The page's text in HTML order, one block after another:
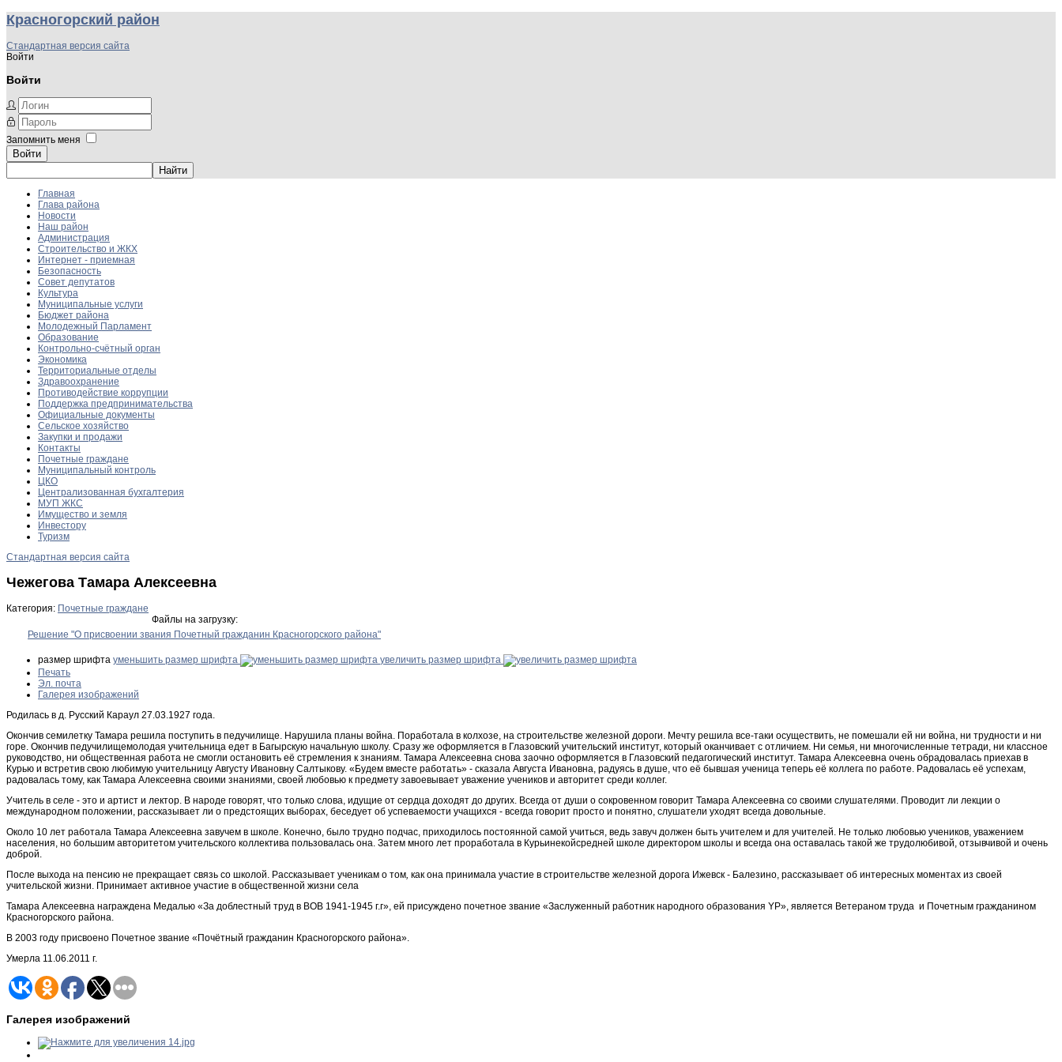
Красногорский район
Стандартная версия сайта
Войти
Войти
Запомнить меня
Войти
Главная
Глава района
Новости
Наш район
Администрация
Строительство и ЖКХ
Интернет - приемная
Безопасность
Совет депутатов
Культура
Муниципальные услуги
Бюджет района
Молодежный Парламент
Образование
Контрольно-счётный орган
Экономика
Территориальные отделы
Здравоохранение
Противодействие коррупции
Поддержка предпринимательства
Официальные документы
Сельское хозяйство
Закупки и продажи
Контакты
Почетные граждане
Муниципальный контроль
ЦКО
Централизованная бухгалтерия
МУП ЖКС
Имущество и земля
Инвестору
Туризм
Стандартная версия сайта
Чежегова Тамара Алексеевна
Категория: Почетные граждане
Файлы на загрузку:
Решение "О присвоении звания Почетный гражданин Красногорского района"
размер шрифта уменьшить размер шрифта
увеличить размер шрифта
Печать
Эл. почта
Галерея изображений
Родилась в д. Русский Караул 27.03.1927 года.
Окончив семилетку Тамара решила поступить в педучилище. Нарушила планы война. Поработала в колхозе, на строительстве железной дороги. Мечту решила все-таки осуществить, не помешали ей ни война, ни трудности и ни
горе. Окончив педучилищемолодая учительница едет в Багырскую начальную школу. Сразу же оформляется в Глазовский учительский институт, который оканчивает с отличием. Ни семья, ни многочисленные тетради, ни классное
руководство, ни общественная работа не смогли остановить её стремления к знаниям. Тамара Алексеевна снова заочно оформляется в Глазовский педагогический институт. Тамара Алексеевна очень обрадовалась приехав в
Курью и встретив свою любимую учительницу Августу Ивановну Салтыкову. «Будем вместе работать» - сказала Августа Ивановна, радуясь в душе, что её бывшая ученица теперь её коллега по работе. Радовалась её успехам,
радовалась тому, как Тамара Алексеевна своими знаниями, своей любовью к предмету завоевывает уважение учеников и авторитет среди коллег.
Учитель в селе - это и артист и лектор. В народе говорят, что только слова, идущие от сердца доходят до других. Всегда от души о сокровенном говорит Тамара Алексеевна со своими слушателями. Проводит ли лекции о
международном положении, рассказывает ли о предстоящих выборах, беседует об успеваемости учащихся - всегда говорит просто и понятно, слушатели уходят всегда довольные.
Около 10 лет работала Тамара Алексеевна завучем в школе. Конечно, было трудно подчас, приходилось постоянной самой учиться, ведь завуч должен быть учителем и для учителей. Не только любовью учеников, уважением
населения, но большим авторитетом учительского коллектива пользовалась она. Затем много лет проработала в Курьинекойсредней школе директором школы и всегда она оставалась такой же трудолюбивой, отзывчивой и очень
доброй.
После выхода на пенсию не прекращает связь со школой. Рассказывает ученикам о том, как она принимала участие в строительстве железной дорога Ижевск - Балезино, рассказывает об интересных моментах из своей
учительской жизни. Принимает активное участие в общественной жизни села
Тамара Алексеевна награждена Медалью «За доблестный труд в ВОВ 1941-1945 г.г», ей присуждено почетное звание «Заслуженный работник народного образования YP», является Ветераном труда и Почетным гражданином
Красногорского района.
В 2003 году присвоено Почетное звание «Почётный гражданин Красногорского района».
Умерла 11.06.2011 г.
Галерея изображений